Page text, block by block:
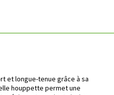
et longue-tenue grâce à sa
houppette permet une